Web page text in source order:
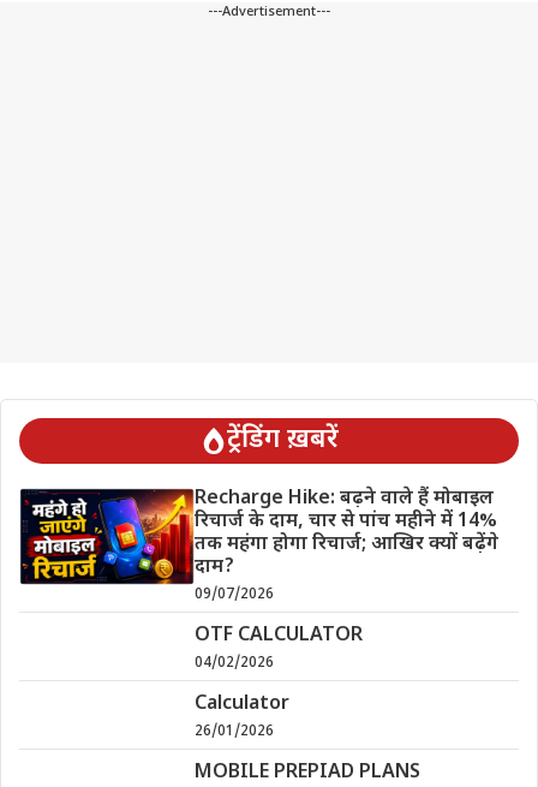
---Advertisement---
ट्रेंडिंग ख़बरें
Recharge Hike: बढ़ने वाले हैं मोबाइल
रिचार्ज के दाम, चार से पांच महीने में 14%
तक महंगा होगा रिचार्ज; आखिर क्यों बढ़ेंगे
दाम?
09/07/2026
OTF CALCULATOR
04/02/2026
Calculator
26/01/2026
MOBILE PREPIAD PLANS